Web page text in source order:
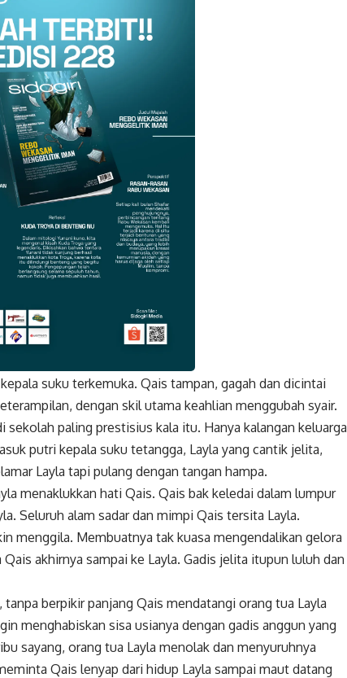
Twitter Gmail
suku terkemuka. Qais tampan, gagah dan dicintai
dengan skil utama keahlian menggubah syair.
paling prestisius kala itu. Hanya kalangan keluarga
putri kepala suku tetangga, Layla yang cantik jelita,
Layla tapi pulang dengan tangan hampa.
menaklukkan hati Qais. Qais bak keledai dalam lumpur
Seluruh alam sadar dan mimpi Qais tersita Layla.
menggila. Membuatnya tak kuasa mengendalikan gelora
akhirnya sampai ke Layla. Gadis jelita itupun luluh dan
berpikir panjang Qais mendatangi orang tua Layla
menghabiskan sisa usianya dengan gadis anggun yang
sayang, orang tua Layla menolak dan menyuruhnya
Qais lenyap dari hidup Layla sampai maut datang